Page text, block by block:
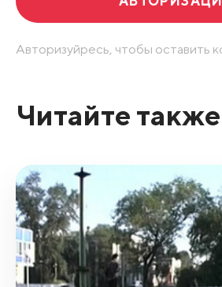
Авторизуйресь, чтобы оставить
Читайте также